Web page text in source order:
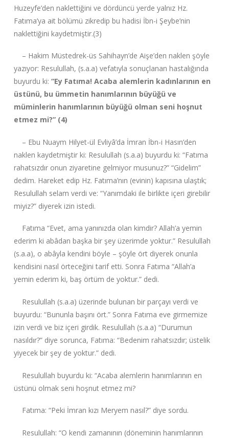
Huzeyfe’den naklettiğini ve dördüncü yerde yalnız Hz.
Fatıma’ya ait bölümü zikredip bu hadisi İbn-i Şeybe’nin
naklettiğini kaydetmiştir.(3)
– Hakim Müstedrek-üs Sahihayn’de Aişe’den naklen şöyle
yazıyor: Resulullah, (s.a.a) vefatıyla sonuçlanan hastalığında
buyurdu ki: “Ey Fatıma! Acaba alemlerin kadınlarının en
üstünü, bu ümmetin hanımlarının büyüğü ve
müminlerin hanımlarının büyüğü olman seni hoşnut
etmez mi?” (4)
– Ebu Nuaym Hilyet-ül Evliyâ’da İmran İbn-i Hasın’den
naklen kaydetmiştir ki: Resulullah (s.a.a) buyurdu ki: “Fatıma
rahatsızdır onun ziyaretine gelmiyor musunuz?” “Gidelim”
dedim. Hareket edip Hz. Fatıma’nın (evinin) kapısına ulaştık;
Resulullah selam verdi ve: “Yanımdaki ile birlikte içeri girebilir
miyiz?” diyerek izin istedi.
Fatıma “Evet, ama yanınızda olan kimdir? Allah’a yemin
ederim ki abâdan başka bir şey üzerimde yoktur.” Resulullah
(s.a.a), o abâyla kendini böyle – şöyle ört diyerek onunla
kendisini nasıl örteceğini tarif etti. Sonra Fatıma “Allah’a
yemin ederim ki, baş örtüm de yoktur.” dedi.
Resulullah (s.a.a) üzerinde bulunan bir parçayı verdi ve
buyurdu: “Bununla başını ört.” Sonra Fatıma eve girmemize
izin verdi ve biz içeri girdik. Resulullah (s.a.a) “Durumun
nasıldır?” diye sorunca, Fatıma: “Bedenim rahatsızdır; üstelik
yiyecek bir şey de yoktur.” dedi.
Resulullah buyurdu ki: “Acaba alemlerin hanımlarının en
üstünü olmak seni hoşnut etmez mi?
Fatıma: “Peki İmran kızı Meryem nasıl?” diye sordu.
Resulullah: “O kendi zamanının (döneminin hanımlarının